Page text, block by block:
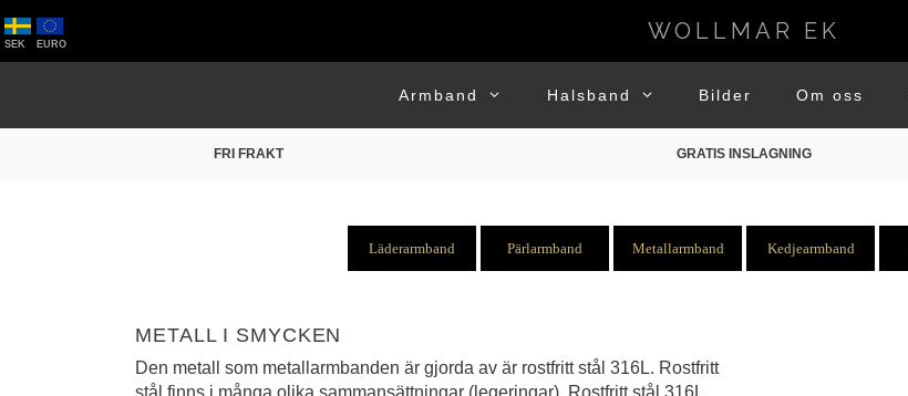
till
innehåll
SEK EURO WOLLMAR EK
Armband Halsband Bilder Om oss
FRI FRAKT GRATIS INSLAGNING
Läderarmband Pärlarmband Metallarmband Kedjearmband
METALL I SMYCKEN
Den metall som metallarmbanden är gjorda av är rostfritt stål 316L. Rostfritt
stål finns i många olika sammansättningar (legeringar). Rostfritt stål 316L